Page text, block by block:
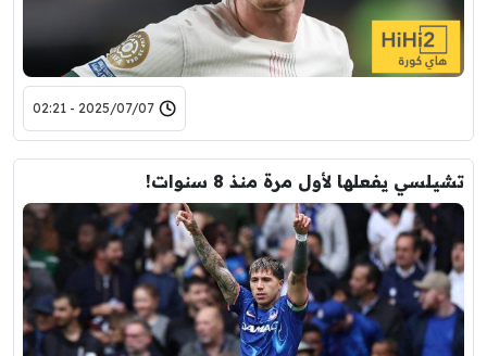
2025/07/07 - 02:21
تشيلسي يفعلها لأول مرة منذ 8 سنوات!